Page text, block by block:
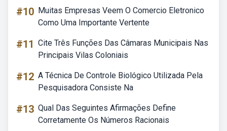
#10 Muitas Empresas Veem O Comercio Eletronico
Como Uma Importante Vertente
#11 Cite Três Funções Das Câmaras Municipais Nas
Principais Vilas Coloniais
#12 A Técnica De Controle Biológico Utilizada Pela
Pesquisadora Consiste Na
#13 Qual Das Seguintes Afirmações Define
Corretamente Os Números Racionais